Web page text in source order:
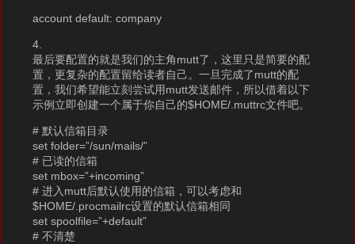
account default: company
4.
最后要配置的就是我们的主角mutt了，这里只是简要的配
置，更复杂的配置留给读者自己。一旦完成了mutt的配
置，我们希望能立刻尝试用mutt发送邮件，所以借着以下
示例立即创建一个属于你自己的$HOME/.muttrc文件吧。
# 默认信箱目录
set folder=”/sun/mails/”
# 已读的信箱
set mbox=”+incoming”
# 进入mutt后默认使用的信箱，可以考虑和
$HOME/.procmailrc设置的默认信箱相同
set spoolfile=”+default”
# 不清楚